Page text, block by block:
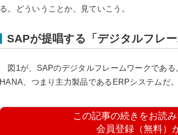
る。どういうことか、見ていこう。
SAPが提唱する「デジタルフレ
図1が、SAPのデジタルフレームワークであ
HANA、つまり主力製品であるERPシステムだ。
この記事の続きをお読み
会員登録（無料）